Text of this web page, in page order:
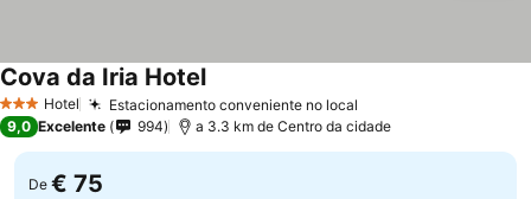
3 EstrelasHotel Estacionamento conveniente no local
Cova da Iria HotelVer preços
9,0 Excelente 994 a 3.3 km de Centro da cidade
De € 75